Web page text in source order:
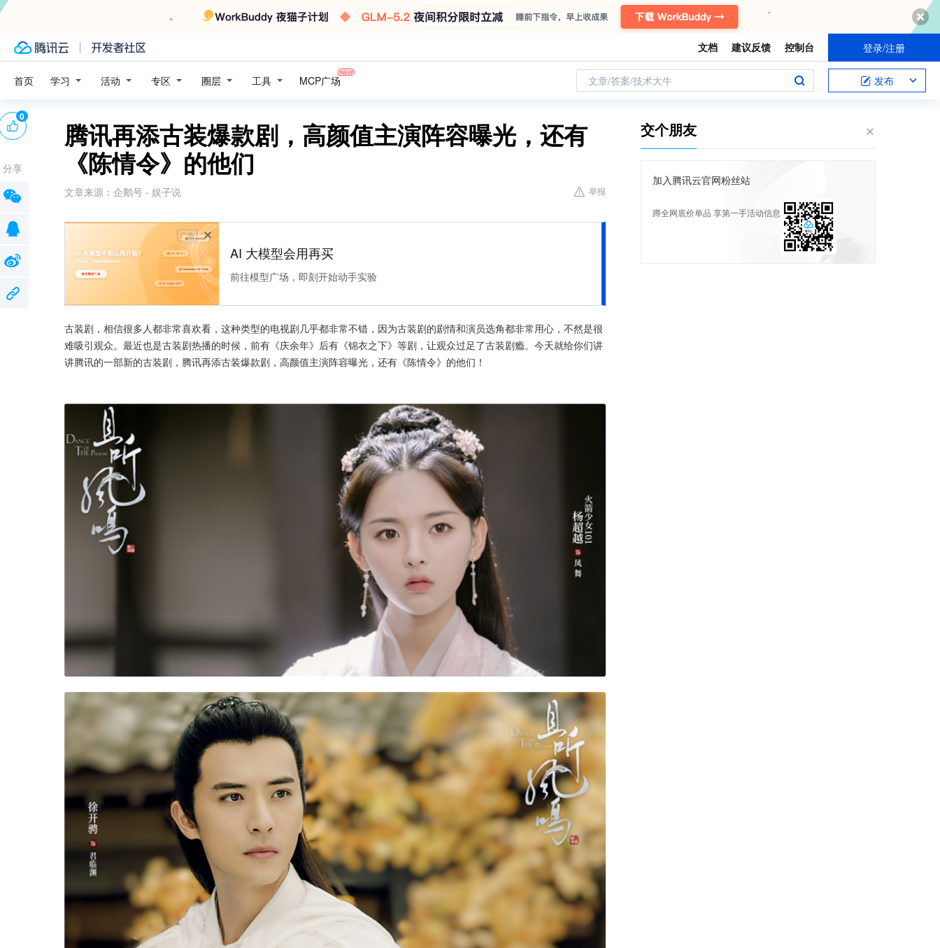
文档 建议反馈 控制台 登录/注册
首页 学习 活动 专区 圈层 工具 MCP广场 文章/答案/技术大牛 发布
腾讯再添古装爆款剧，高颜值主演阵容曝光，还有
《陈情令》的他们
文章来源： 企鹅号 - 娱子说 举报
广告
AI 大模型会用再买
前往模型广场，即刻开始动手实验
古装剧，相信很多人都非常喜欢看，这种类型的电视剧几乎都非常不错，因为古装剧的剧情和演员选角都非常用心，不然是很
难吸引观众。最近也是古装剧热播的时候，前有《庆余年》后有《锦衣之下》等剧，让观众过足了古装剧瘾。今天就给你们讲
讲腾讯的一部新的古装剧，腾讯再添古装爆款剧，高颜值主演阵容曝光，还有《陈情令》的他们！
0
分享
交个朋友
加入腾讯云官网粉丝站
蹲全网底价单品 享第一手活动信息